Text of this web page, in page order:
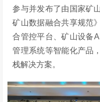
参与并发布了由国家矿
矿山数据融合共享规范
合管控平台、矿山设备
管理系统等智能化产品
栈解决方案。